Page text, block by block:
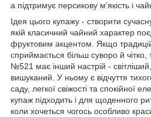
а підтримує персикову м’якість і
Ідея цього купажу - створити
якій класичний чайний характер
фруктовим акцентом. Якщо
сприймається більш суворо й
№521 має інший настрій -
вишуканий. У ньому є відчуття
саду, легкої свіжості та спокійної
купаж підходить і для щоденного
коли хочеться чогось особливо